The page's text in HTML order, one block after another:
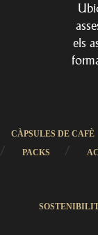
els
CÀPSULES DE CAFÈ
/ PACKS /